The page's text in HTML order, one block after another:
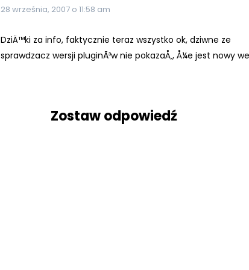
28 września, 2007 o 11:58 am
DziÄ™ki za info, faktycznie teraz wszystko ok, dziwne ze
sprawdzacz wersji pluginÃ³w nie pokazaÅ‚, Å¼e jest nowy
Zostaw odpowiedź